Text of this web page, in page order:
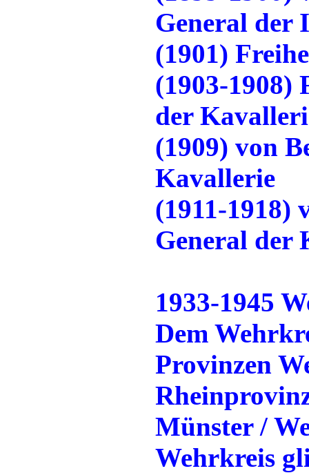
General der
(1901)
(1903-1908)
der
(1909) von
Kavallerie
(1911-1918)
General der
1933-1945
Dem
Provinzen
Münster /
Wehrkreis